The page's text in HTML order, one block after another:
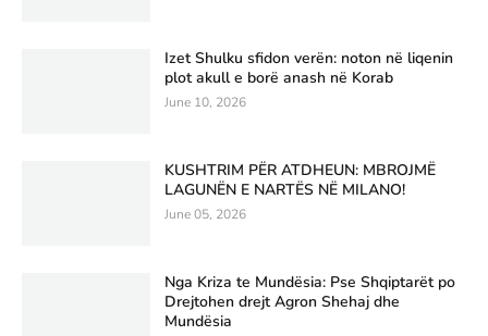
Izet Shulku sfidon verën: noton në liqenin
plot akull e borë anash në Korab
June 10, 2026
KUSHTRIM PËR ATDHEUN: MBROJMË
LAGUNËN E NARTËS NË MILANO!
June 05, 2026
Nga Kriza te Mundësia: Pse Shqiptarët po
Drejtohen drejt Agron Shehaj dhe
Mundësia